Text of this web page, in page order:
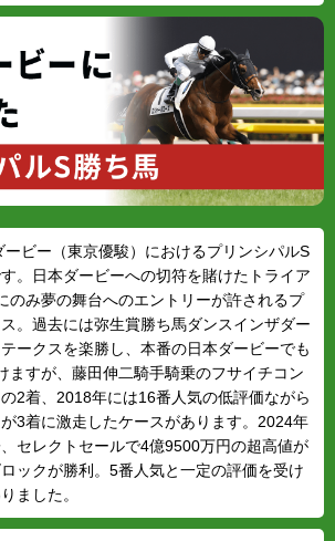
ビー（東京優駿）におけるプリンシパルS
。日本ダービーへの切符を賭けたトライア
のみ夢の舞台へのエントリーが許されるプ
。過去には弥生賞勝ち馬ダンスインザダー
ークスを楽勝し、本番の日本ダービーでも
ますが、藤田伸二騎手騎乗のフサイチコン
2着、2018年には16番人気の低評価ながら
3着に激走したケースがあります。2024年
セレクトセールで4億9500万円の超高値が
ックが勝利。5番人気と一定の評価を受け
ました。